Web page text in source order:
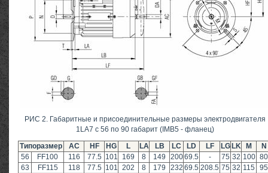
РИС 2. Габаритные и присоединительные размеры электродвигателя
1LA7 с 56 по 90 габарит (IMB5 - фланец)
Типоразмер
AC HF HG L LA LB LC LD LF LGLK M
N
56
FF100 116 77.5 101 169 8 149 20069.5 - 75 32 100 80
63
FF115 118 77.5 101 202 8 179 232 69.5 208.5 75 32 115
95